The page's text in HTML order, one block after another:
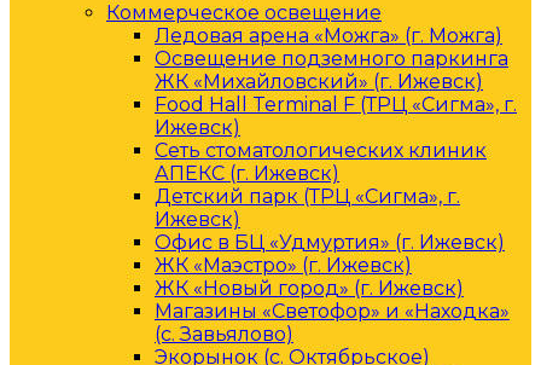
Коммерческое освещение
Ледовая арена «Можга» (г. Можга)
Освещение подземного паркинга
ЖК «Михайловский» (г. Ижевск)
Food Hall Terminal F (ТРЦ «Сигма», г.
Ижевск)
Сеть стоматологических клиник
АПЕКС (г. Ижевск)
Детский парк (ТРЦ «Сигма», г.
Ижевск)
Офис в БЦ «Удмуртия» (г. Ижевск)
ЖК «Маэстро» (г. Ижевск)
ЖК «Новый город» (г. Ижевск)
Магазины «Светофор» и «Находка»
(с. Завьялово)
Экорынок (с. Октябрьское)